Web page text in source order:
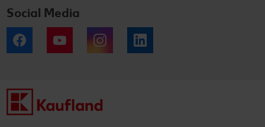
Social Media
Facebook YouTube Instagram